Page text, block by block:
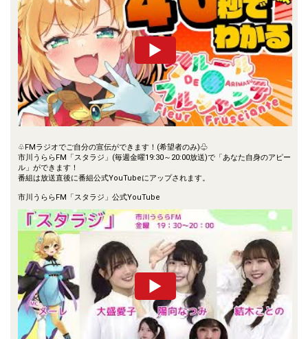
♧FMラジオでご自分の宣伝ができます！(希望者のみ)♧
市川うららFM「スタラジ」(毎週金曜19:30～20:00放送)で「あなた自身のアピー
ル」ができます！
番組は放送直後に番組公式YouTubeにアップされます。
市川うららFM「スタラジ」公式YouTube